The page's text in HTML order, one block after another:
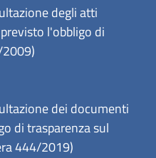
degli atti
l'obbligo di
dei documenti
di trasparenza sul
444/2019)